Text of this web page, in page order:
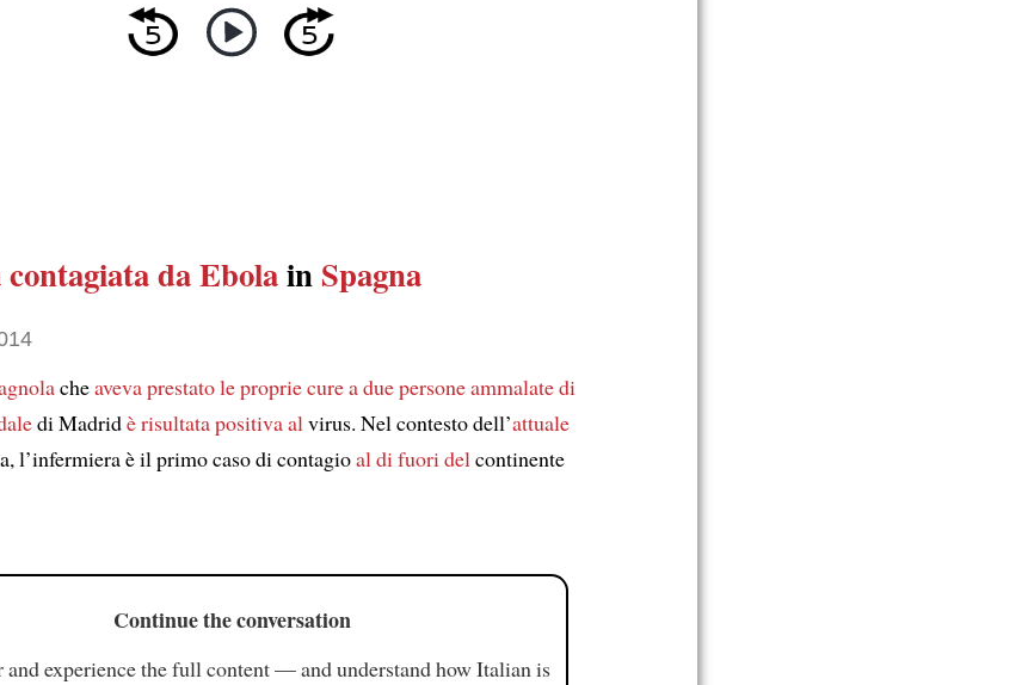
contagiata da Ebolain Spagna
cheaveva prestato le proprie cure adue persone ammalate di
di Madridè risultata positiva alvirus. Nel contesto dell’attuale
l’infermiera è il primo caso di contagioal di fuori delcontinente
Continue the conversation
and experience the full content — and understand how Italian is